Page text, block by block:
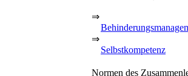
⇒
⇒
Selbstkompetenz
Normen des